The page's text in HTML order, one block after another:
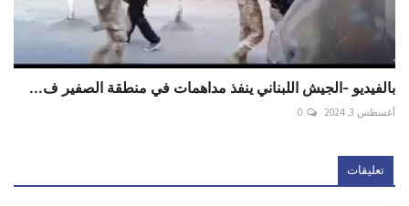
بالفيديو -الجيش اللبناني ينفذ مداهمات في منطقة الصفير ف...
أغسطس 3, 2024 0
تعليقات